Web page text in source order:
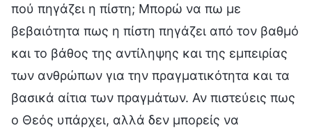
πού πηγάζει η πίστη; Μπορώ να πω με
βεβαιότητα πως η πίστη πηγάζει από τον βαθμό
και το βάθος της αντίληψης και της εμπειρίας
των ανθρώπων για την πραγματικότητα και τα
βασικά αίτια των πραγμάτων. Αν πιστεύεις πως
ο Θεός υπάρχει, αλλά δεν μπορείς να